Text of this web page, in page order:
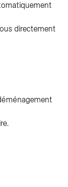
directement